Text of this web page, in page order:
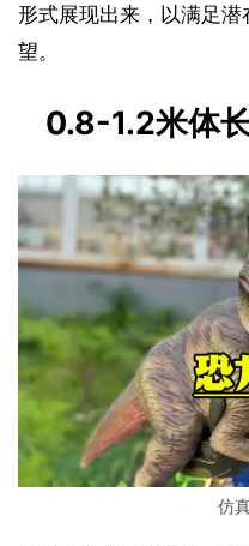
形式展现出来，以满足
望。
0.8-1.2米体
仿